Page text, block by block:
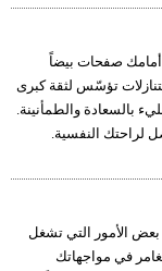
صفحات بيضاً
تؤسّس لثقة كبرى
بالسعادة والطمأنينة.
لراحتك النفسية.
بعض الأمور التي تشغل
في مواجهاتك